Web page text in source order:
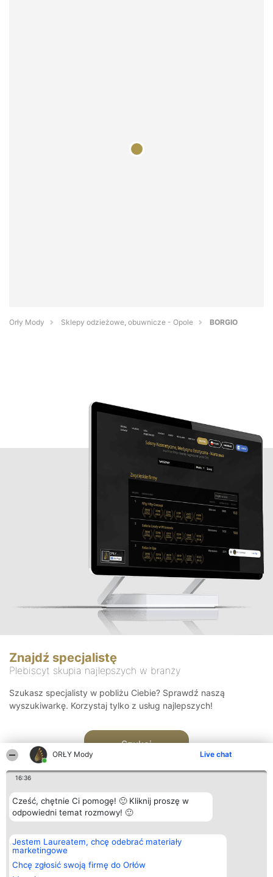
ORŁY Mody Live chat
16:36
Cześć, chętnie Ci pomogę! 🙂 Kliknij proszę w
odpowiedni temat rozmowy! 🙂
Jestem Laureatem, chcę odebrać materiały
marketingowe
Chcę zgłosić swoją firmę do Orłów
Orły Mody Sklepy odzieżowe, obuwnicze - Opole BORGIO
Znajdź specjalistę
Plebiscyt skupia najlepszych w branży
Szukasz specjalisty w pobliżu Ciebie? Sprawdź naszą
wyszukiwarkę. Korzystaj tylko z usług najlepszych!
Szukaj
Organizator plebiscytu
Bright Side Solutions sp. z o.
o. sp. k.
ul. Ruska 22
Wrocław 50-079
Plebiscyt
Laureaci
wszystkich
Laureatów
Kontakt
Kontakt